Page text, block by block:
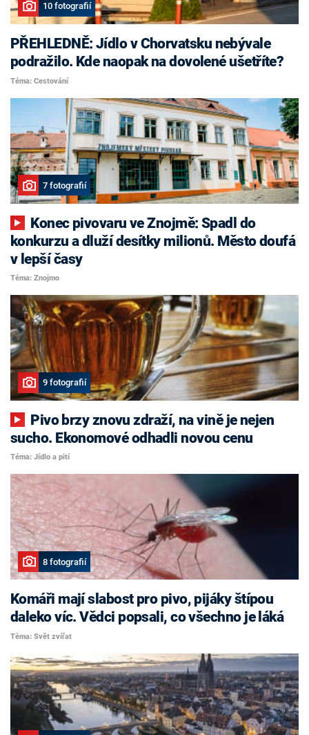
10 fotografií
PŘEHLEDNĚ: Jídlo v Chorvatsku nebývale
podražilo. Kde naopak na dovolené ušetříte?
Téma: Cestování
7 fotografií
konkurzu a dluží desítky milionů. Město doufá
v lepší časy
Téma: Znojmo
9 fotografií
sucho. Ekonomové odhadli novou cenu
Téma: Jídlo a pití
8 fotografií
Komáři mají slabost pro pivo, pijáky štípou
daleko víc. Vědci popsali, co všechno je láká
Téma: Svět zvířat